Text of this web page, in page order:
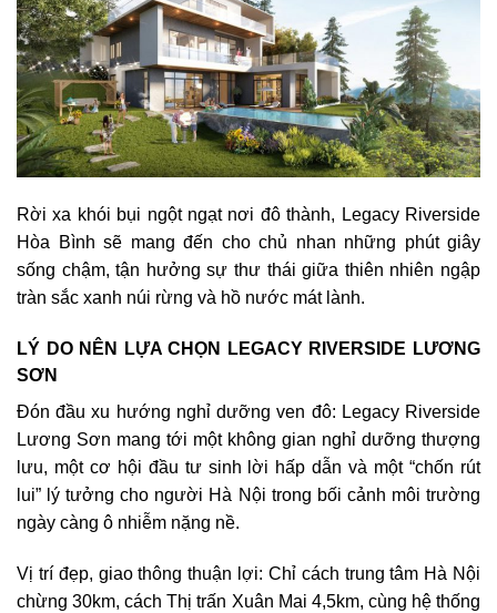
Rời xa khói bụi ngột ngạt nơi đô thành, Legacy Riverside
Hòa Bình sẽ mang đến cho chủ nhan những phút giây
sống chậm, tận hưởng sự thư thái giữa thiên nhiên ngập
tràn sắc xanh núi rừng và hồ nước mát lành.
LÝ DO NÊN LỰA CHỌN LEGACY RIVERSIDE LƯƠNG
SƠN
Đón đầu xu hướng nghỉ dưỡng ven đô: Legacy Riverside
Lương Sơn mang tới một không gian nghỉ dưỡng thượng
lưu, một cơ hội đầu tư sinh lời hấp dẫn và một “chốn rút
lui” lý tưởng cho người Hà Nội trong bối cảnh môi trường
ngày càng ô nhiễm nặng nề.
Vị trí đẹp, giao thông thuận lợi: Chỉ cách trung tâm Hà Nội
chừng 30km, cách Thị trấn Xuân Mai 4,5km, cùng hệ thống